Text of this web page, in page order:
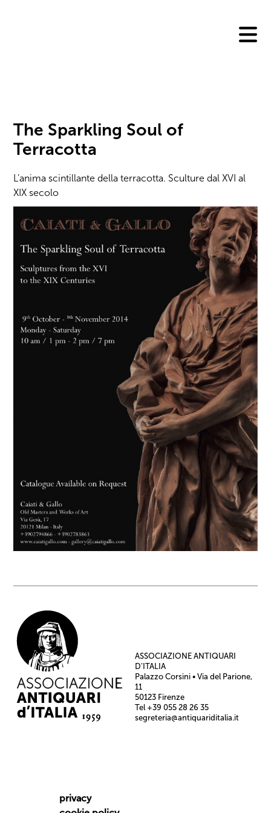
The Sparkling Soul of
Terracotta
L’anima scintillante della terracotta. Sculture dal XVI al
XIX secolo
ASSOCIAZIONE ANTIQUARI
D’ITALIA
Palazzo Corsini • Via del Parione,
11
50123 Firenze
Tel +39 055 28 26 35
segreteria@antiquariditalia.it
privacy